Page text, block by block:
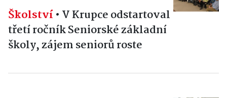
Školství• V Krupce odstartoval
třetí ročník Seniorské základní
školy, zájem seniorů roste